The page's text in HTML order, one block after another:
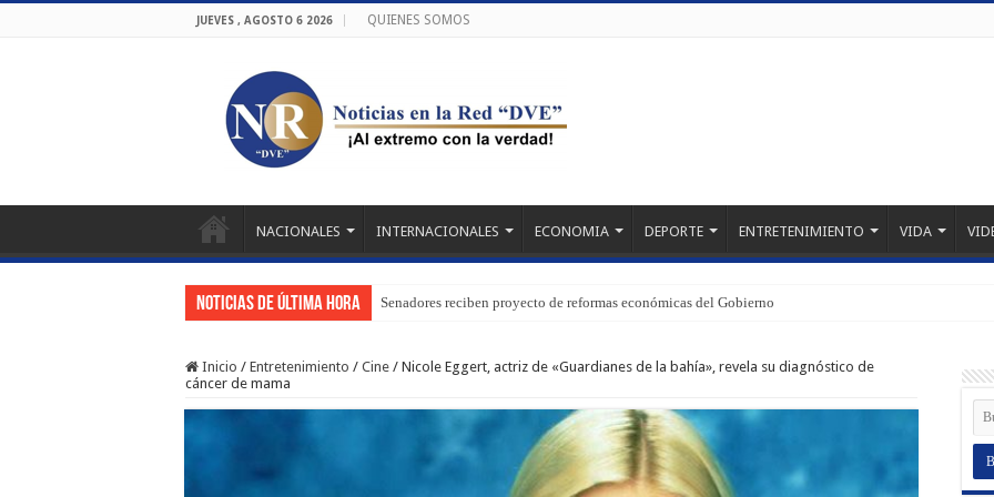
JUEVES , AGOSTO 6 2026 QUIENES SOMOS
NACIONALES INTERNACIONALES ECONOMIA DEPORTE ENTRETENIMIENTO VIDA
Noticias de última hora Senadores reciben proyecto de reformas económicas del Gobierno
Inicio / Entretenimiento / Cine / Nicole Eggert, actriz de «Guardianes de la bahía», revela su diagnóstico de
cáncer de mama